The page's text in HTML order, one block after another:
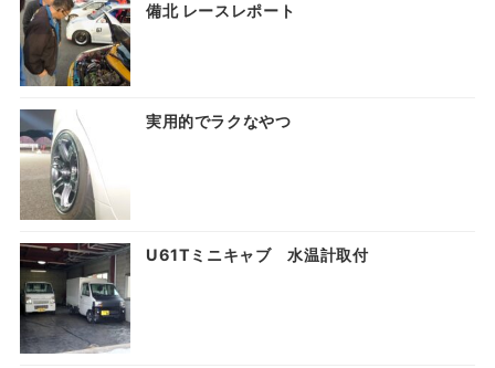
備北 レースレポート
実用的でラクなやつ
U61Tミニキャブ 水温計取付